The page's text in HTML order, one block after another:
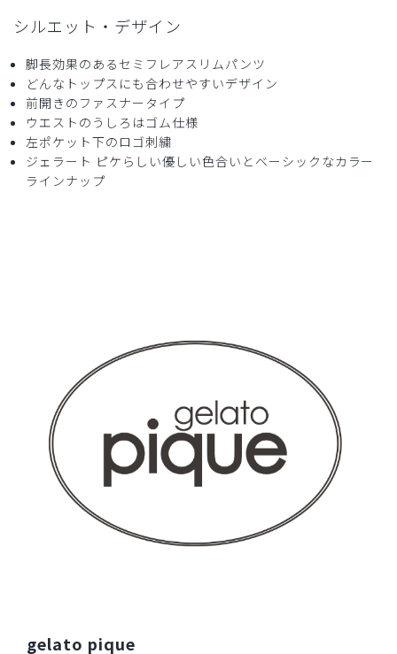
ご購入者様
購入確認済み
年齢: 40代
pen様
購入確認済み
2026-03-01
年齢: 身長: 156-160cm 体重: 46-50kg
pen
満足です。
形が良くスタイル良く見えるのと、ハイウェストで履き心地
の安心感も良く気に入りました。
シルエット・デザイン
脚長効果のあるセミフレアスリムパンツ
どんなトップスにも合わせやすいデザイン
前開きのファスナータイプ
ウエストのうしろはゴム仕様
左ポケット下のロゴ刺繍
ジェラート ピケらしい優しい色合いとベーシックなカラー
ラインナップ
gelato pique